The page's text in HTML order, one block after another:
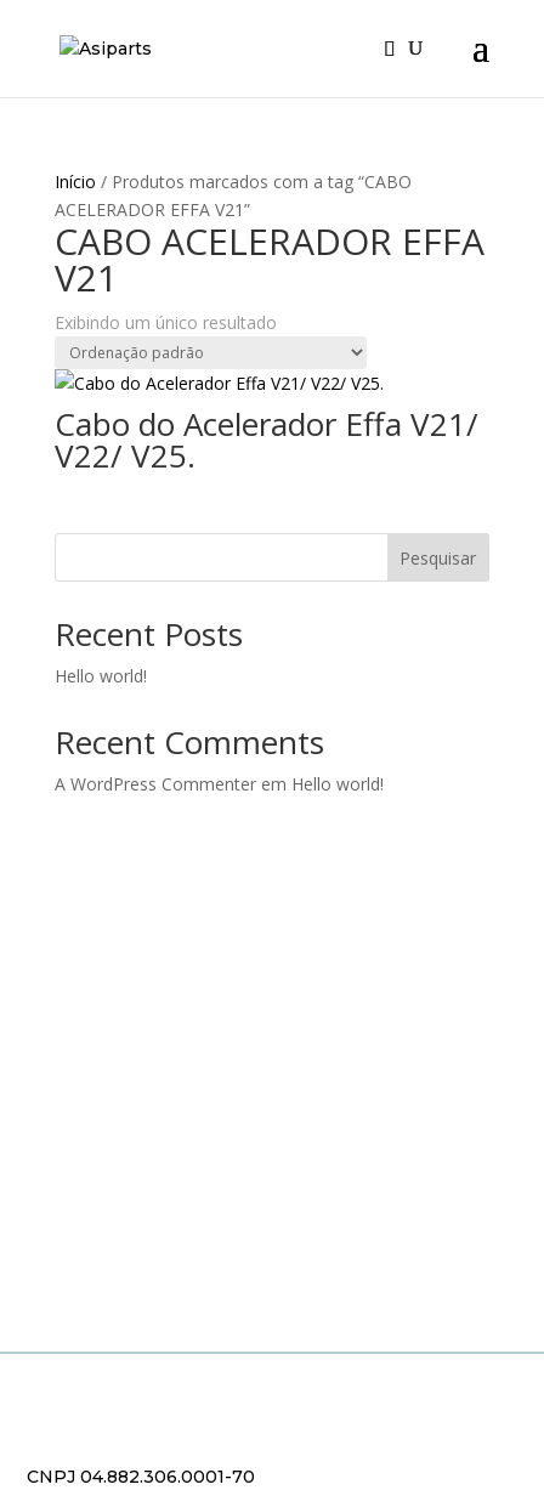
Início / Produtos marcados com a tag “CABO
ACELERADOR EFFA V21”
CABO ACELERADOR EFFA
V21
Exibindo um único resultado
Cabo do Acelerador Effa V21/
V22/ V25.
Pesquisar
Recent Posts
Hello world!
Recent Comments
A WordPress Commenterem Hello world!
CNPJ 04.882.306.0001-70